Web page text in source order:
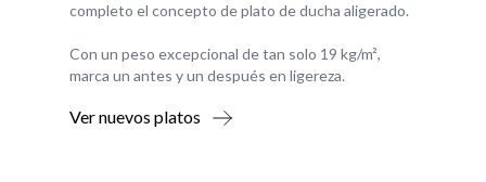
completo el concepto de plato de ducha aligerado.
Con un peso excepcional de tan solo 19 kg/m²,
marca un antes y un después en ligereza.
Ver nuevos platos